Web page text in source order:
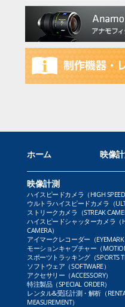
ホーム 映像
映像計測
ハイスピードカメラ（HIGH SPEED
ウルトラハイスピードカメラ（
ストリークカメラ（STREAK
ハイスピードシャッターカメラ（
CAMERA）
アイマークレコーダー（EYEMARK
モーションキャプチャー（MOTION
スポーツトラッキング（SPORTS
ソフトウェア（SOFTWARE）
アクセサリー（ACCESSORY）
特注製品（SPECIAL ORDER）
レンタル&受託計測・解析（
MEASUREMENT）